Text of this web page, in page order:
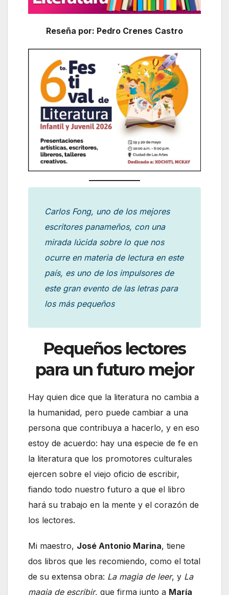
Reseña por: Pedro Crenes Castro
Carlos Fong, uno de los mejores
escritores panameños, con una
mirada lúcida sobre lo que nos
ocurre en materia de lectura en este
país, es uno de los impulsores de
este gran evento de las letras para
los más pequeños
Pequeños lectores
para un futuro mejor
Hay quien dice que la literatura no cambia a
la humanidad, pero puede cambiar a una
persona que contribuya a hacerlo, y en eso
estoy de acuerdo: hay una especie de fe en
la literatura que los promotores culturales
ejercen sobre el viejo oficio de escribir,
fiando todo nuestro futuro a que el libro
hará su trabajo en la mente y el corazón de
los lectores.
Mi maestro, José Antonio Marina, tiene
dos libros que les recomiendo, como el total
de su extensa obra: La magia de leer, y La
magia de escribir, que firma junto a María